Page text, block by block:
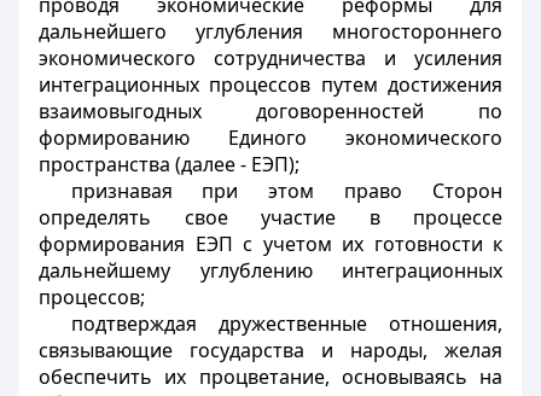
дальнейшего углубления многостороннего
экономического сотрудничества и усиления
интеграционных процессов путем достижения
взаимовыгодных договоренностей по
формированию Единого экономического
пространства (далее - ЕЭП);
признавая при этом право Сторон
определять свое участие в процессе
формирования ЕЭП с учетом их готовности к
дальнейшему углублению интеграционных
процессов;
подтверждая дружественные отношения,
связывающие государства и народы, желая
обеспечить их процветание, основываясь на